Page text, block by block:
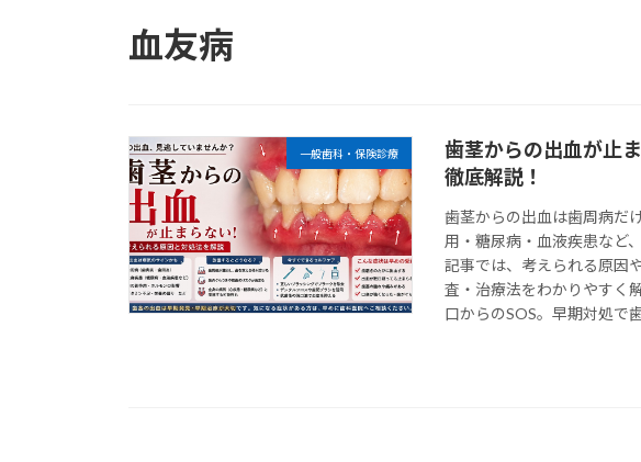
血友病
一般歯科・保険診療
歯茎からの出血が止
徹底解説！
歯茎からの出血は歯周病だ
用・糖尿病・血液疾患など
記事では、考えられる原因
査・治療法をわかりやすく
口からのSOS。早期対処で